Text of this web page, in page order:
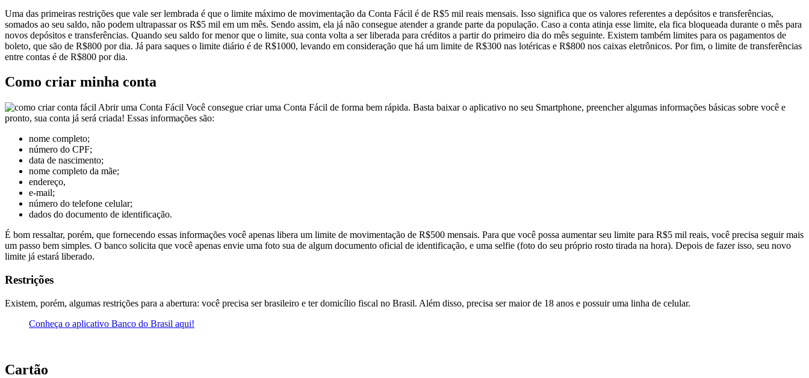
Uma das primeiras restrições que vale ser lembrada é que o limite máximo de movimentação da Conta Fácil é de R$5 mil reais mensais. Isso significa que os valores referentes a depósitos e transferências,
somados ao seu saldo, não podem ultrapassar os R$5 mil em um mês. Sendo assim, ela já não consegue atender a grande parte da população. Caso a conta atinja esse limite, ela fica bloqueada durante o mês para
novos depósitos e transferências. Quando seu saldo for menor que o limite, sua conta volta a ser liberada para créditos a partir do primeiro dia do mês seguinte. Existem também limites para os pagamentos de
boleto, que são de R$800 por dia. Já para saques o limite diário é de R$1000, levando em consideração que há um limite de R$300 nas lotéricas e R$800 nos caixas eletrônicos. Por fim, o limite de transferências
entre contas é de R$800 por dia.
Como criar minha conta
Abrir uma Conta Fácil Você consegue criar uma Conta Fácil de forma bem rápida. Basta baixar o aplicativo no seu Smartphone, preencher algumas informações básicas sobre você e
pronto, sua conta já será criada! Essas informações são:
nome completo;
número do CPF;
data de nascimento;
nome completo da mãe;
endereço,
e-mail;
número do telefone celular;
dados do documento de identificação.
É bom ressaltar, porém, que fornecendo essas informações você apenas libera um limite de movimentação de R$500 mensais. Para que você possa aumentar seu limite para R$5 mil reais, você precisa seguir mais
um passo bem simples. O banco solicita que você apenas envie uma foto sua de algum documento oficial de identificação, e uma selfie (foto do seu próprio rosto tirada na hora). Depois de fazer isso, seu novo
limite já estará liberado.
Restrições
Existem, porém, algumas restrições para a abertura: você precisa ser brasileiro e ter domicílio fiscal no Brasil. Além disso, precisa ser maior de 18 anos e possuir uma linha de celular.
Conheça o aplicativo Banco do Brasil aqui!
Cartão